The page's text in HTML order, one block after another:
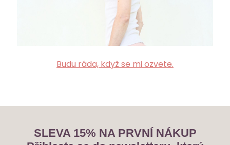
Budu ráda, když se mi ozvete.
SLEVA 15% NA PRVNÍ NÁKUP